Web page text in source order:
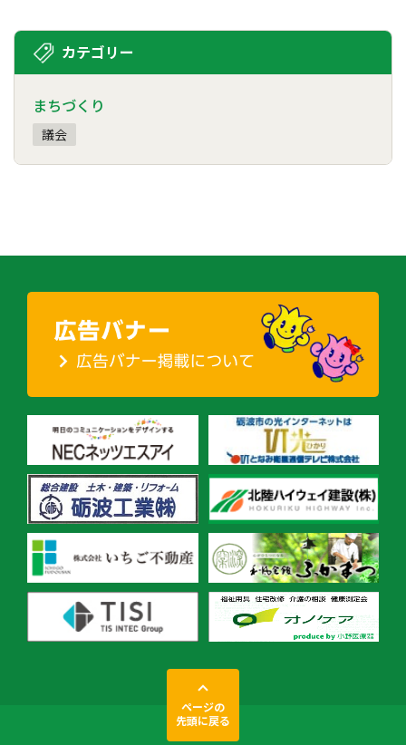
カテゴリー
まちづくり
議会
ページの
先頭に戻る